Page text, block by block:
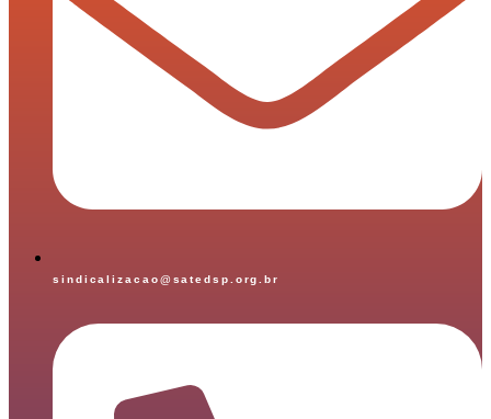
sindicalizacao@satedsp.org.br